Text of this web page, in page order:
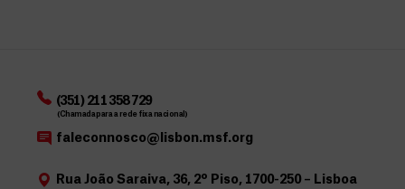
(351) 211 358 729
(Chamada para a rede fixa nacional)
faleconnosco@lisbon.msf.org
Rua João Saraiva, 36, 2º Piso, 1700-250 – Lisboa